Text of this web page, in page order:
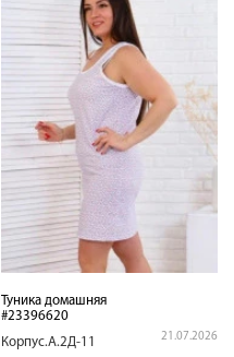
Туника домашняя
#23396620
Корпус.А.2Д-11
21.07.2026